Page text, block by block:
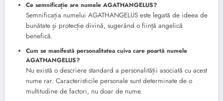
Ce semnificație are numele AGATHANGELUS?
Semnificația numelui AGATHANGELUS este legată de ideea de
bunătate și protecție divină, sugerând o ființă angelică
benefică.
Cum se manifestă personalitatea cuiva care poartă numele
AGATHANGELUS?
Nu există o descriere standard a personalității asociată cu acest
nume rar. Caracteristicile personale sunt determinate de o
multitudine de factori, nu doar de nume.